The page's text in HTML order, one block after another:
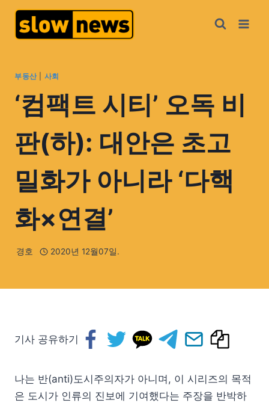
부동산| 사회
‘컴팩트 시티’ 오독 비
판(하): 대안은 초고
밀화가 아니라 ‘다핵
화×연결’
경호 2020년 12월07일.
기사 공유하기
나는 반(anti)도시주의자가 아니며, 이 시리즈의 목적
은 도시가 인류의 진보에 기여했다는 주장을 반박하